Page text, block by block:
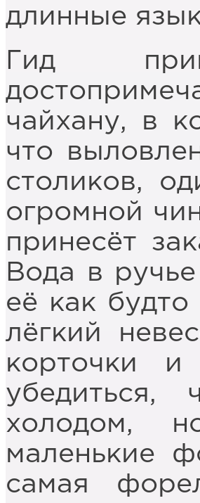
длинные
Гид
чайхану, в
что
столиков,
огромной
принесёт
Вода в
её как
лёгкий
корточки и
холодом,
маленькие
самая